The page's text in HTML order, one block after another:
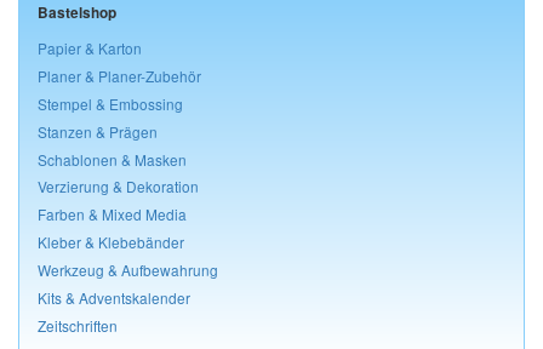
Bastelshop
Papier & Karton
Planer & Planer-Zubehör
Stempel & Embossing
Stanzen & Prägen
Schablonen & Masken
Verzierung & Dekoration
Farben & Mixed Media
Kleber & Klebebänder
Werkzeug & Aufbewahrung
Kits & Adventskalender
Zeitschriften